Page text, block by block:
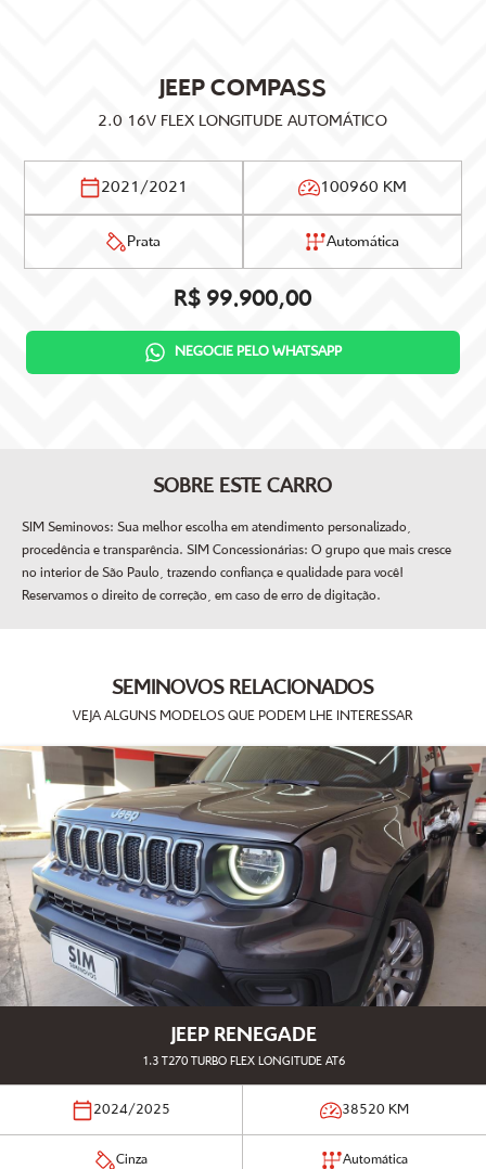
JEEP COMPASS
2.0 16V FLEX LONGITUDE AUTOMÁTICO
2021/2021 100960 KM
Prata Automática
R$ 99.900,00
NEGOCIE PELO WHATSAPP
SOBRE ESTE CARRO
SIM Seminovos: Sua melhor escolha em atendimento personalizado,
procedência e transparência. SIM Concessionárias: O grupo que mais cresce
no interior de São Paulo, trazendo confiança e qualidade para você!
Reservamos o direito de correção, em caso de erro de digitação.
SEMINOVOS RELACIONADOS
VEJA ALGUNS MODELOS QUE PODEM LHE INTERESSAR
JEEP RENEGADE
1.3 T270 TURBO FLEX LONGITUDE AT6
2024/2025 38520 KM
Cinza Automática